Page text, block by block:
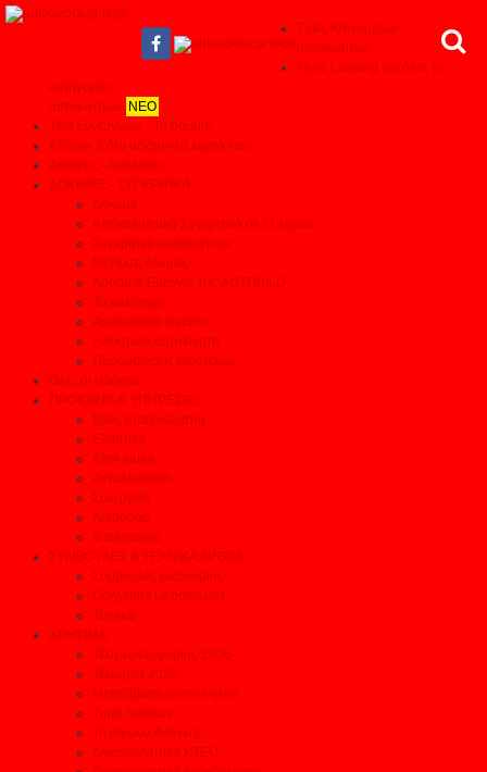
Τιμές Καινούριων
αυτοκινήτων
Τιμές Leasing για όλες τις
κατηγορίες
αυτοκινήτων ΝΕΟ
Test Συνεργείων - Το θαύμα!
Αξίζουν ή δεν αξίζουν τα λεφτά τους
Απόψεις - Αναλύσεις
ΔΟΚΙΜΕΣ - ΣΥΓΚΡΙΤΙΚΑ
Δοκιμές
Αποκαλυπτικά Συγκριτικά σε 11 τομείς
Συγκριτικά αυτοκινήτων
Μεγάλες δοκιμές
Αρθρα & Ερευνες της AUTOBILD
Τα καλύτερα
Αγοραστικά θέματα
Ηλεκτρικά αυτοκίνητα
Παρουσιάσεις Μοντέλων
Όλες οι ειδήσεις
ΠΡΟΙΟΝΤΑ & ΥΠΗΡΕΣΙΕΣ
Βρες Επαγγελματία
Ελαστικά
After sales
Ανταλλακτικά
Συνεργεία
Αξεσουάρ
Φανοποιεία
ΣΥΜΒΟΥΛΕΣ & ΤΕΧΝΙΚΑ ΑΡΘΡΑ
Συμβουλές οικονομίας
Οδηγείστε με ασφάλεια
Τεχνικά
ΧΡΗΣΙΜΑ
Τέλη κυκλοφορίας 2026
Τεκμήρια 2026
Μεταβίβαση αυτοκινήτου
Τιμές Διοδίων
Τηλέφωνα Ανάγκης
Δικαιολογητικά ΚΤΕΟ